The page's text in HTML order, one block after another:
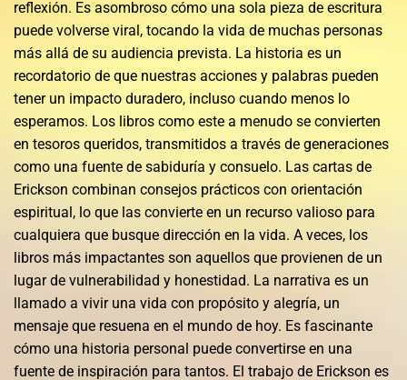
reflexión. Es asombroso cómo una sola pieza de escritura
puede volverse viral, tocando la vida de muchas personas
más allá de su audiencia prevista. La historia es un
recordatorio de que nuestras acciones y palabras pueden
tener un impacto duradero, incluso cuando menos lo
esperamos. Los libros como este a menudo se convierten
en tesoros queridos, transmitidos a través de generaciones
como una fuente de sabiduría y consuelo. Las cartas de
Erickson combinan consejos prácticos con orientación
espiritual, lo que las convierte en un recurso valioso para
cualquiera que busque dirección en la vida. A veces, los
libros más impactantes son aquellos que provienen de un
lugar de vulnerabilidad y honestidad. La narrativa es un
llamado a vivir una vida con propósito y alegría, un
mensaje que resuena en el mundo de hoy. Es fascinante
cómo una historia personal puede convertirse en una
fuente de inspiración para tantos. El trabajo de Erickson es